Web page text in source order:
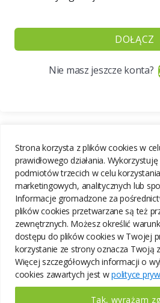
Strona korzysta z plików cookies w
prawidłowego działania.
podmiotów trzecich w celu
marketingowych, analitycznych lub
Informacje gromadzone za
plików cookies przetwarzane są też
zewnętrznych. Możesz określić
dostępu do plików cookies w Twojej
korzystanie ze strony oznacza Twoją
Więcej szczegółowych informacji o
cookies zawartych jest wpolityce
Tak, wyrażam
DOŁĄCZ
Nie masz jeszcze konta?